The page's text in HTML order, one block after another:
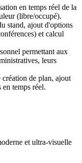
en temps réel de la
(libre/occupé).
stand, ajout d'options
et calcul
permettant aux
leurs
de plan, ajout
en temps réel.
et ultra-visuelle